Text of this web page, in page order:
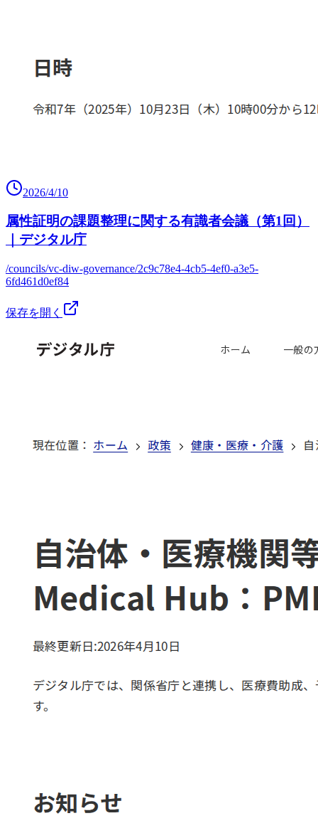
2026/4/10
属性証明の課題整理に関する有識者会議（第1回）
｜デジタル庁
/councils/vc-diw-governance/2c9c78e4-4cb5-4ef0-a3e5-
6fd461d0ef84
保存を開く